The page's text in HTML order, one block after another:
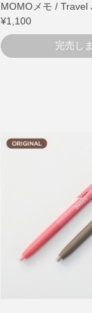
MOMOメモ / Travel
¥1,100
完売し